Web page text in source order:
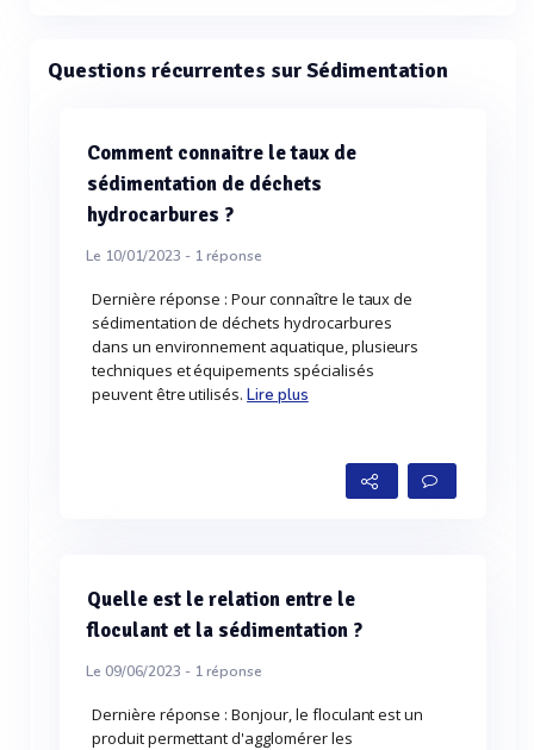
Questions récurrentes sur Sédimentation
Comment connaitre le taux de
sédimentation de déchets
hydrocarbures ?
Le 10/01/2023 - 1réponse
Dernière réponse : Pour connaître le taux de
sédimentation de déchets hydrocarbures
dans un environnement aquatique, plusieurs
techniques et équipements spécialisés
peuvent être utilisés.Lire plus
Quelle est le relation entre le
floculant et la sédimentation ?
Le 09/06/2023 - 1réponse
Dernière réponse : Bonjour, le floculant est un
produit permettant d'agglomérer les